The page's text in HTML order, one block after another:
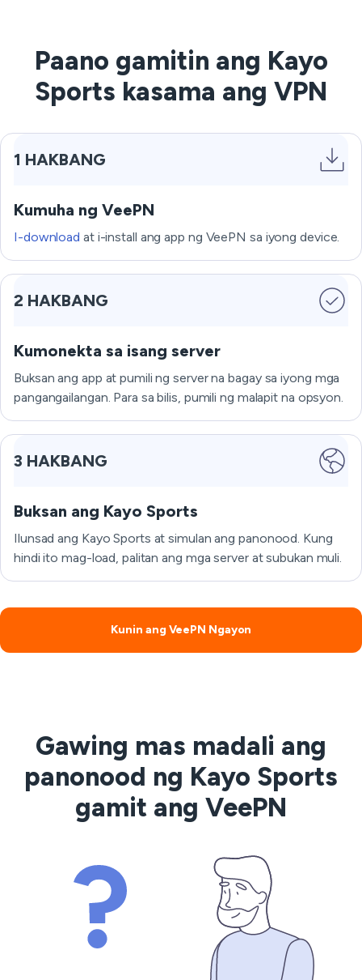
Paano gamitin ang Kayo
Sports kasama ang VPN
1 HAKBANG
Kumuha ng VeePN
I-download at i-install ang app ng VeePN sa iyong device.
2 HAKBANG
Kumonekta sa isang server
Buksan ang app at pumili ng server na bagay sa iyong mga
pangangailangan. Para sa bilis, pumili ng malapit na opsyon.
3 HAKBANG
Buksan ang Kayo Sports
Ilunsad ang Kayo Sports at simulan ang panonood. Kung
hindi ito mag-load, palitan ang mga server at subukan muli.
Kunin ang VeePN Ngayon
Gawing mas madali ang
panonood ng Kayo Sports
gamit ang VeePN